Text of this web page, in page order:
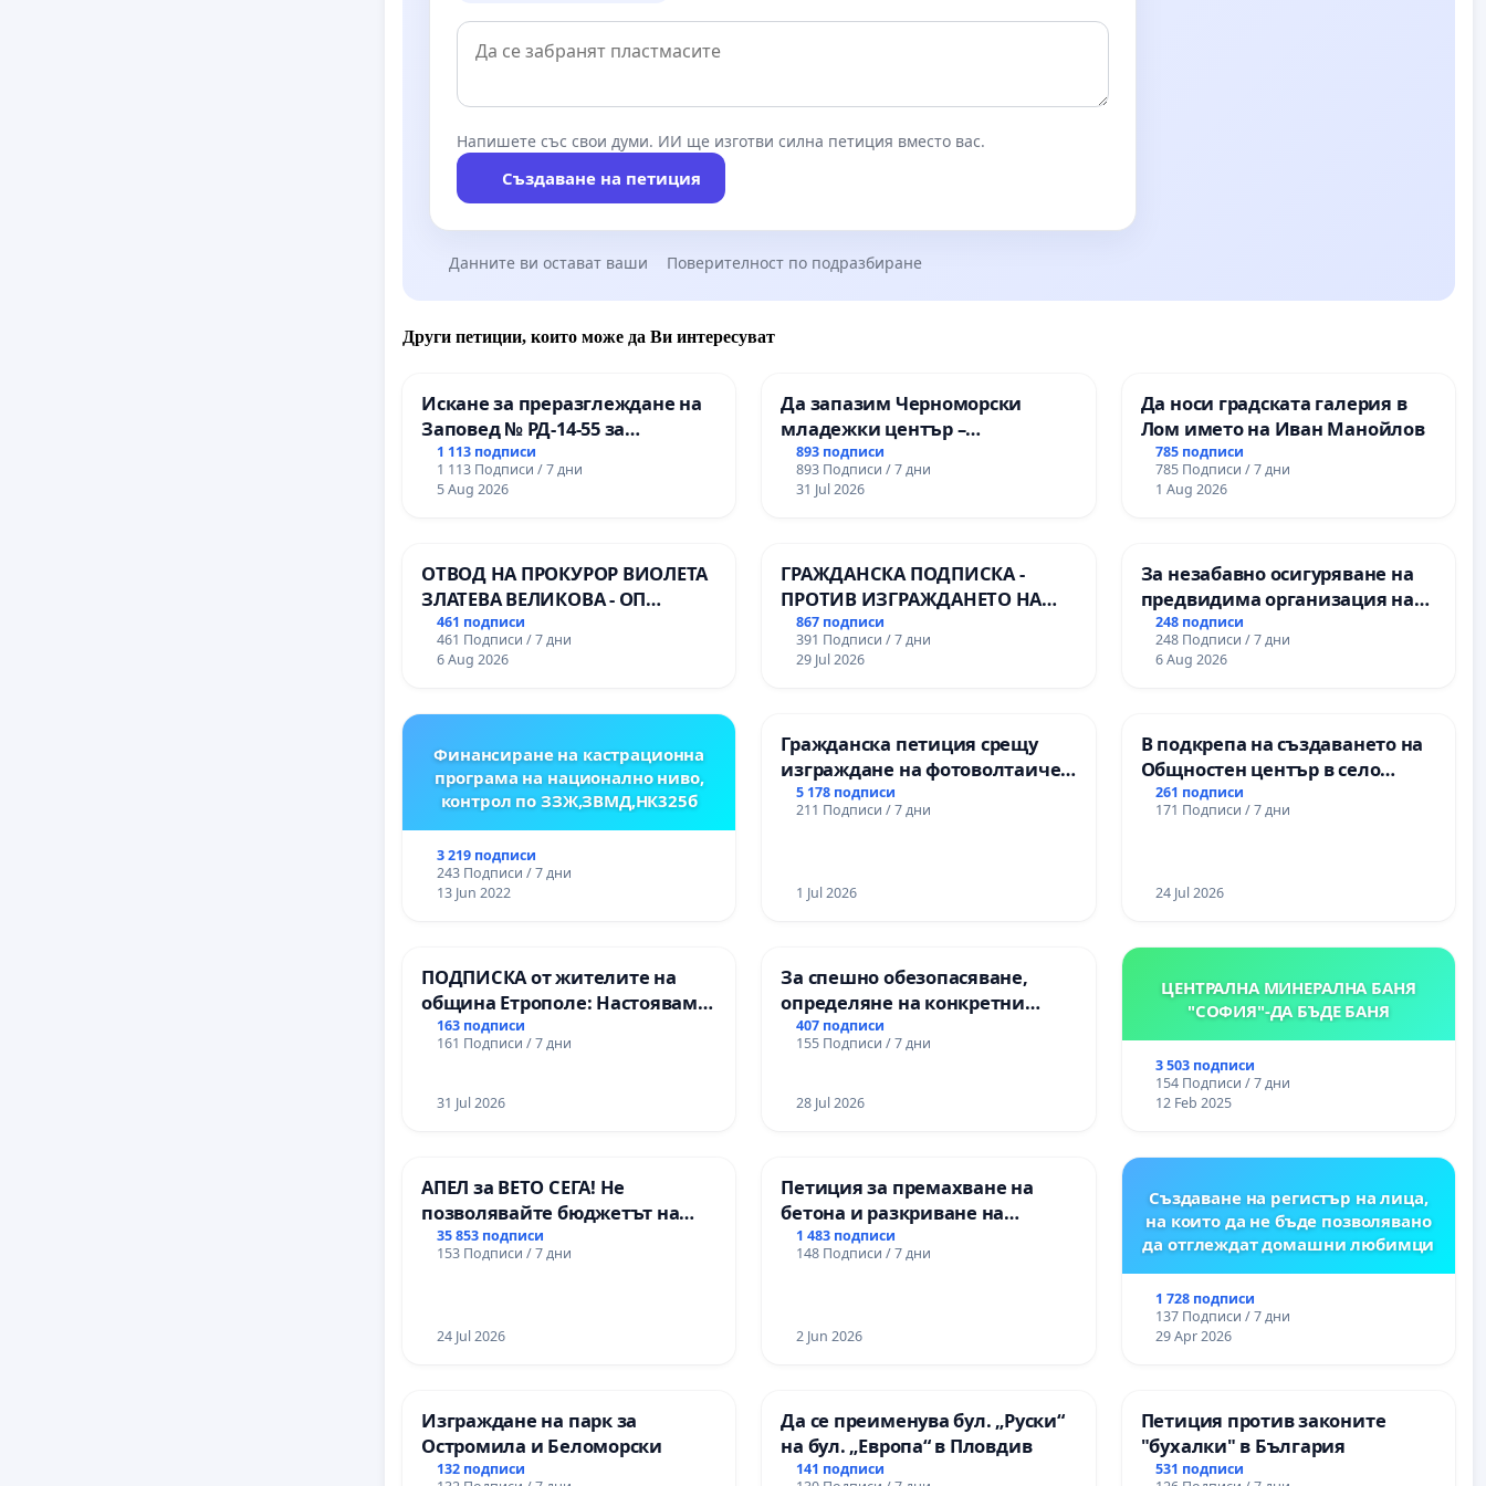
Напишете със свои думи. ИИ ще изготви силна петиция вместо вас.
Създаване на петиция
Данните ви остават ваши Поверителност по подразбиране
Други петиции, които може да Ви интересуват
Искане за преразглеждане на
Заповед № РД-14-55 за
вливането на
Професионалната гимназия по
промишлени технологии в
гр. Пазарджик
1 113 подписи
1 113 Подписи / 7 дни
5 Aug 2026
Да запазим Черноморски
младежки център –
пространство за младите на
Варна
893 подписи
893 Подписи / 7 дни
31 Jul 2026
Да носи градската галерия в
Лом името на Иван Манойлов
785 подписи
785 Подписи / 7 дни
1 Aug 2026
ОТВОД НА ПРОКУРОР ВИОЛЕТА
ЗЛАТЕВА ВЕЛИКОВА - ОП
ДОБРИЧ
461 подписи
461 Подписи / 7 дни
6 Aug 2026
ГРАЖДАНСКА ПОДПИСКА -
ПРОТИВ ИЗГРАЖДАНЕТО НА
ВЪЖЕНА ЛИНИЯ (ЛИФТ) НА
ТЕРИТОРИЯТА НА ПРИРОДНА
ЗАБЕЛЕЖИТЕЛНОСТ „ХЪЛМ НА
867 подписи
391 Подписи / 7 дни
29 Jul 2026
За незабавно осигуряване на
предвидима организация на
учебния процес и гарантиране
на правото на равнопоставено
и качествено образование на
гимназия „
248 подписи
248 Подписи / 7 дни
6 Aug 2026
Финансиране на кастрационна
програма на национално ниво,
контрол по ЗЗЖ,ЗВМД,НК325б
3 219 подписи
243 Подписи / 7 дни
13 Jun 2022
Гражданска петиция срещу
изграждане на фотоволтаичен
парк в с.Прибой, общ. Радомир
5 178 подписи
211 Подписи / 7 дни
1 Jul 2026
В подкрепа на създаването на
Общностен център в село
Църква
261 подписи
171 Подписи / 7 дни
24 Jul 2026
ПОДПИСКА от жителите на
община Етрополе: Настояваме
за ясни гаранции от “Елаците-
МЕД” АД и от държавата, че ще
екологични норми!
163 подписи
161 Подписи / 7 дни
31 Jul 2026
За спешно обезопасяване,
определяне на конкретни
срокове и извършване на
цялостна рехабилитация на
пътен възел АМ „Тракия“ - гр.
407 подписи
155 Подписи / 7 дни
28 Jul 2026
ЦЕНТРАЛНА МИНЕРАЛНА БАНЯ
"СОФИЯ"-ДА БЪДЕ БАНЯ
3 503 подписи
154 Подписи / 7 дни
12 Feb 2025
АПЕЛ за ВЕТО СЕГА! Не
позволявайте бюджетът на
Радев да открадне парите и
правата ни в тъмното
35 853 подписи
153 Подписи / 7 дни
24 Jul 2026
Петиция за премахване на
бетона и разкриване на
античното сърце на
Могиланската могила във
1 483 подписи
148 Подписи / 7 дни
2 Jun 2026
Създаване на регистър на лица,
на които да не бъде позволявано
да отглеждат домашни любимци
1 728 подписи
137 Подписи / 7 дни
29 Apr 2026
Изграждане на парк за
Остромила и Беломорски
132 подписи
Да се преименува бул. „Руски“
на бул. „Европа“ в Пловдив
141 подписи
Петиция против законите
"бухалки" в България
531 подписи